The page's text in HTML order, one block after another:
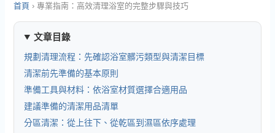
首頁 ›專業指南：高效清理浴室的完整步驟與技巧
文章目錄
規劃清理流程：先確認浴室髒污類型與清潔目標
清潔前先準備的基本原則
準備工具與材料：依浴室材質選擇合適用品
建議準備的清潔用品清單
分區清潔：從上往下、從乾區到濕區依序處理